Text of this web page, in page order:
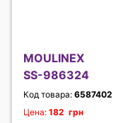
MOULINEX
SS-986324
Код товара: 6587402
Цена: 182 грн